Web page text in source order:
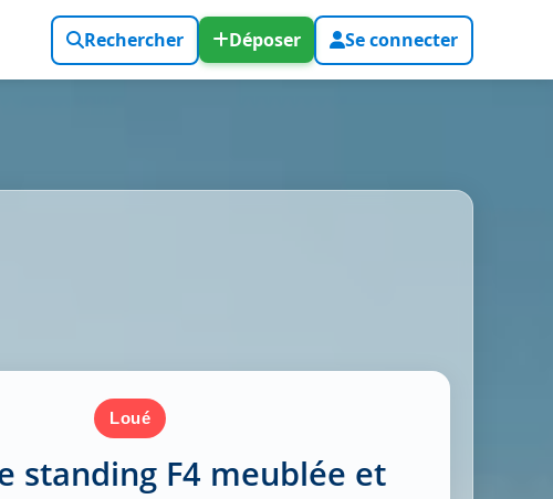
Rechercher Déposer Se connecter
loué
standing F4 meublée et